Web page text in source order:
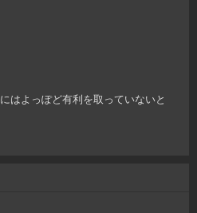
にはよっぽど有利を取っていないと